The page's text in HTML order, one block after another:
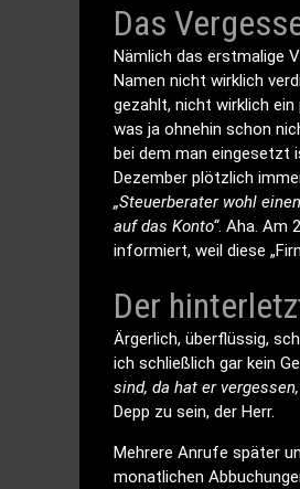
Das
Nämlich das erstmalige
Namen nicht wirklich
gezahlt, nicht wirklich ein
was ja ohnehin schon
bei dem man eingesetzt
Dezember plötzlich
„Steuerberater wohl
auf das Konto“. Aha. Am
informiert, weil diese
Der
Ärgerlich, überflüssig,
ich schließlich gar kein
sind, da hat er
Depp zu sein, der Herr.
Mehrere Anrufe später
monatlichen